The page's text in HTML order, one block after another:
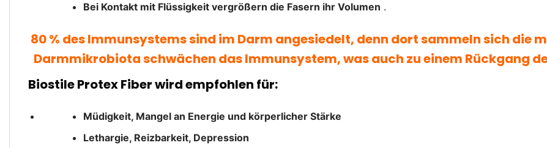
Bei Kontakt mit Flüssigkeit vergrößern die Fasern ihr Volumen .
80 % des Immunsystems sind im Darm angesiedelt, denn dort sammeln sich die
Darmmikrobiota schwächen das Immunsystem, was auch zu einem Rückgang
Biostile Protex Fiber wird empfohlen für:
Müdigkeit, Mangel an Energie und körperlicher Stärke
Lethargie, Reizbarkeit, Depression